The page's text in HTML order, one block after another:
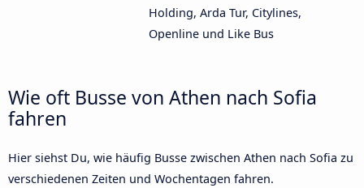
Holding, Arda Tur, Citylines,
Openline und Like Bus
Wie oft Busse von Athen nach Sofia
fahren
Hier siehst Du, wie häufig Busse zwischen Athen nach Sofia zu
verschiedenen Zeiten und Wochentagen fahren.